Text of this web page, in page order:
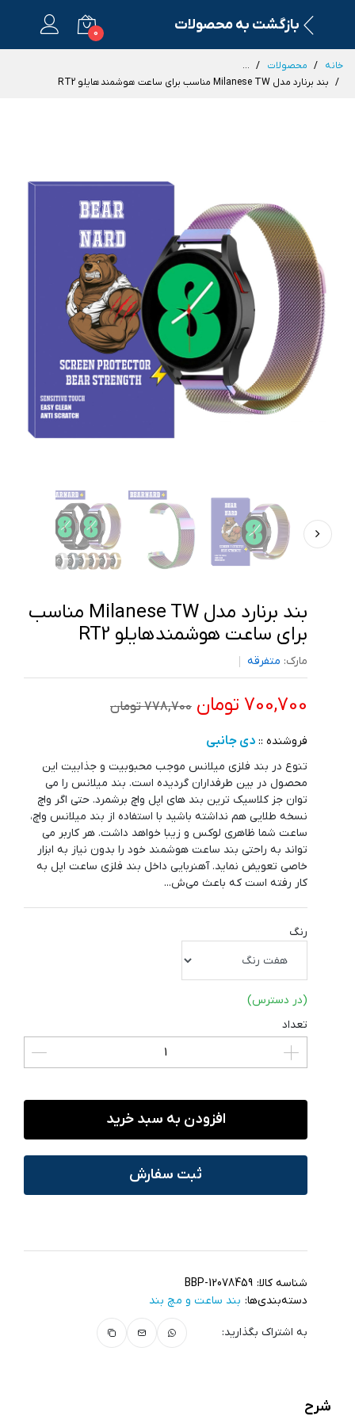
بازگشت به محصولات 0
خانه محصولات
...
بند برنارد مدل Milanese TW مناسب برای ساعت هوشمند هایلو RT2
بند برنارد مدل Milanese TW مناسب
برای ساعت هوشمند هایلو RT2
مارک: متفرقه
700,700 تومان 778,700 تومان
فروشنده :: دی جانبی
تنوع در بند فلزی میلانس موجب محبوبیت و جذابیت این
محصول در بین طرفداران گردیده است. بند میلانس را می
توان جز کلاسیک ترین بند های اپل واچ برشمرد. حتی اگر واچ
نسخه طلایی هم نداشته باشید با استفاده از بند میلانس واچ،
ساعت شما ظاهری لوکس و زیبا خواهد داشت. هر کاربر می
تواند به راحتی بند ساعت هوشمند خود را بدون نیاز به ابزار
خاصی تعویض نماید. آهنربایی داخل بند فلزی ساعت اپل به
کار رفته است که باعث می‌ش...
رنگ
(در دسترس)
تعداد
افزودن به سبد خرید
ثبت سفارش
شناسه کالا: BBP-12078459
دسته‌بندی‌ها: بند ساعت و مچ‌ بند
به اشتراک بگذارید:
شرح